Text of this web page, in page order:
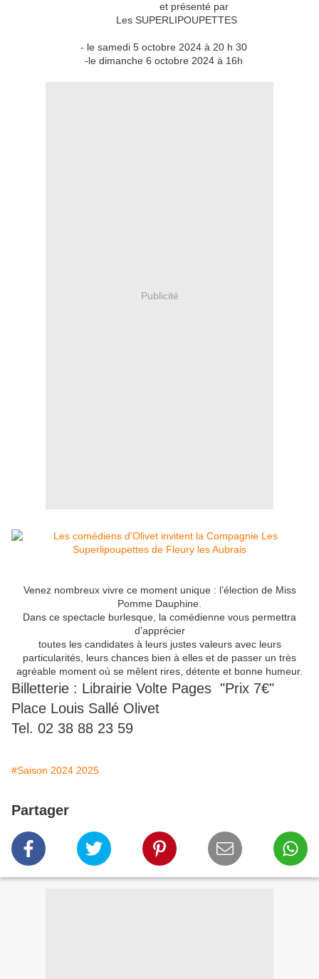
et présenté par
Les SUPERLIPOUPETTES
- le samedi 5 octobre 2024 à 20 h 30
-le dimanche 6 octobre 2024 à 16h
Publicité
Venez nombreux vivre ce moment unique : l’élection de Miss
Pomme Dauphine.
Dans ce spectacle burlesque, la comédienne vous permettra
d’apprécier
toutes les candidates à leurs justes valeurs avec leurs
particularités, leurs chances bien à elles et de passer un très
agréable moment où se mêlent rires, détente et bonne humeur.
Billetterie : Librairie Volte Pages "Prix 7€"
Place Louis Sallé Olivet
Tel. 02 38 88 23 59
#Saison 2024 2025
Partager